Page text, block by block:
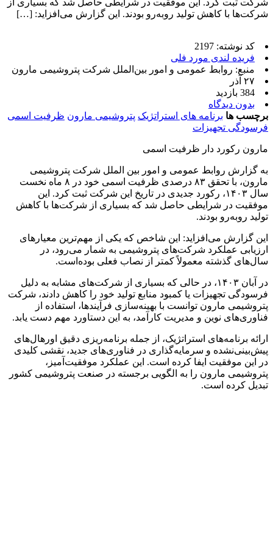
شرکت ثبت کرد. این موفقیت در شرایطی حاصل شد که بسیاری از
شرکت‌ها با کاهش تولید روبه‌رو بودند. این گزارش می‌افزاید: […]
کد نوشته: 2197
فریده لندی مورد فلی
منبع: روابط عمومی و امور بین‌الملل شرکت پتروشیمی مارون
۲۷ آذر
384 بازدید
بدون دیدگاه
برچسب ها برنامه های استراتژیک پتروشیمی مارون ظرفیت اسمی
فرسودگی تجهیزات
مارون رکورد دار ظرفیت اسمی
به گزارش روابط عمومی و امور بین الملل شرکت پتروشیمی
مارون، با تحقق ۸۳ درصدی ظرفیت اسمی خود در ۸ ماه نخست
سال ۱۴۰۳، رکورد جدیدی در تاریخ این شرکت ثبت کرد. این
موفقیت در شرایطی حاصل شد که بسیاری از شرکت‌ها با کاهش
تولید روبه‌رو بودند.
این گزارش می‌افزاید: این شاخص که یکی از مهم‌ترین معیارهای
ارزیابی عملکرد شرکت‌های پتروشیمی‌ به شمار می‌رود، در
سال‌های گذشته معمولاً کمتر از نصاب فعلی بوده‌است.
در آبان ۱۴۰۳، در حالی که بسیاری از شرکت‌های مشابه به دلیل
فرسودگی تجهیزات یا کمبود منابع تولید خود را کاهش دادند، شرکت
پتروشیمی مارون توانست با بهینه‌سازی فرآیندها، استفاده از
فناوری‌های نوین و مدیریت کارآمد، به این دستاورد مهم دست یابد.
ارائه برنامه‌های استراتژیک، از جمله برنامه‌ریزی دقیق اورهال‌های
پیش‌بینی‌نشده و سرمایه‌گذاری در فناوری‌های جدید، نقشی کلیدی
در این موفقیت ایفا کرده است. این عملکرد موفقیت‌آمیز،
پتروشیمی مارون را به الگویی برجسته در صنعت پتروشیمی کشور
تبدیل کرده است.